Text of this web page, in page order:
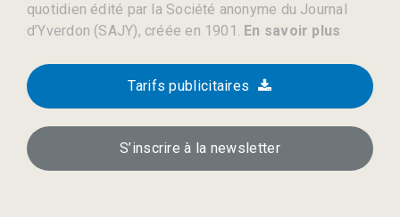
quotidien édité par la Société anonyme du Journal
d’Yverdon (SAJY), créée en 1901. En savoir plus
Tarifs publicitaires
S’inscrire à la newsletter